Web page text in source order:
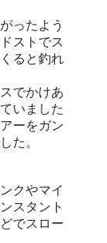
ったよう
ストでス
ると釣れ
でかけあ
いました
ーをガン
た。
クやマイ
スタント
でスロー